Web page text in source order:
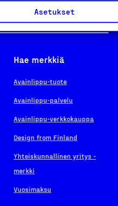
Asetukset
Hae merkkiä
Avainlippu-tuote
Avainlippu-palvelu
Avainlippu-verkkokauppa
Design from Finland
Yhteiskunnallinen yritys -
merkki
Vuosimaksu